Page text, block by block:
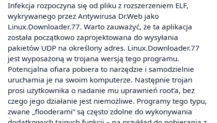
Infekcja rozpoczyna się od pliku z rozszerzeniem ELF,
wykrywanego przez Antywirusa Dr.Web jako
Linux.Downloader.77. Warto zauważyć, że ta aplikacja
została początkowo zaprojektowana do wysyłania
pakietów UDP na określony adres. Linux.Downloader.77
jest wyposażoną w trojana wersją tego programu.
Potencjalna ofiara pobiera to narzędzie i samodzielnie
uruchamia je na swoim komputerze. Następnie trojan
prosi użytkownika o nadanie mu uprawnień root’a, bez
czego jego działanie jest niemożliwe. Programy tego typu,
zwane „flooderami” są często zdolne do wykonywania